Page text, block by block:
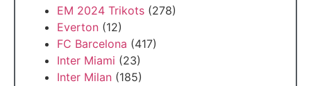
EM 2024 Trikots (278)
Everton (12)
FC Barcelona (417)
Inter Miami (23)
Inter Milan (185)